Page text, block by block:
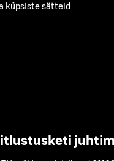
küpsiste sätteid